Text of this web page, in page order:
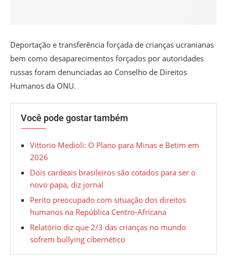
Deportação e transferência forçada de crianças ucranianas
bem como desaparecimentos forçados por autoridades
russas foram denunciadas ao Conselho de Direitos
Humanos da ONU.
Você pode gostar também
Vittorio Medioli: O Plano para Minas e Betim em
2026
Dois cardeais brasileiros são cotados para ser o
novo papa, diz jornal
Perito preocupado com situação dos direitos
humanos na República Centro-Africana
Relatório diz que 2/3 das crianças no mundo
sofrem bullying cibernético